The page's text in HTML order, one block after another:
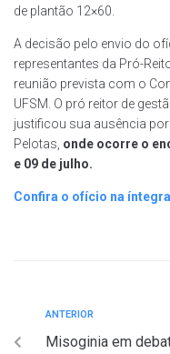
de plantão 12×60.
A decisão pelo envio do
representantes da Pró-
reunião prevista com o
UFSM. O pró reitor de
justificou sua ausência
Pelotas, onde ocorre o
e 09 de julho.
Confira o ofício na
ANTERIOR
Misoginia em